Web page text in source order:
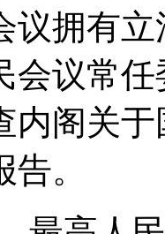
议拥有
会议常
内阁关
。